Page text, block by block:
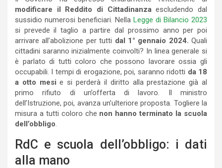
modificare il Reddito di Cittadinanza escludendo dal
sussidio numerosi beneficiari. Nella Legge di Bilancio 2023
si prevede il taglio a partire dal prossimo anno per poi
arrivare all’abolizione per tutti dal 1° gennaio 2024. Quali
cittadini saranno inizialmente coinvolti? In linea generale si
è parlato di tutti coloro che possono lavorare ossia gli
occupabili. I tempi di erogazione, poi, saranno ridotti da 18
a otto mesi e si perderà il diritto alla prestazione già al
primo rifiuto di un’offerta di lavoro. Il ministro
dell’Istruzione, poi, avanza un’ulteriore proposta. Togliere la
misura a tutti coloro che non hanno terminato la scuola
dell’obbligo
RdC e scuola dell’obbligo: i dati
alla mano